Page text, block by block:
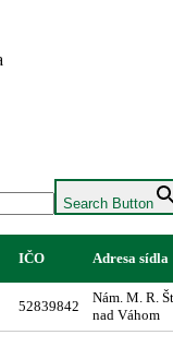
Search Button
IČO Adresa sídla
52839842
Nám. M. R.
nad Váhom